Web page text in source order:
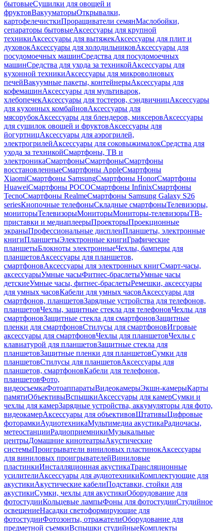
бытовыеСушилки для овощей и
фруктовВакууматорыОткрывалки,
картофелечисткиПроращиватели семянМаслобойки,
сепараторы бытовыеАксессуары для крупной
техникиАксессуары для вытяжекАксессуары для плит и
духовокАксессуары для холодильниковАксессуары для
посудомоечных машинСредства для посудомоечных
машинСредства для ухода за техникойАксессуары для
кухонной техникиАксессуары для микроволновых
печейВакуумные пакеты, контейнерыАксессуары для
кофемашинАксессуары для мультиварок,
хлебопечекАксессуары для тостеров, сэндвичницАксессуары
для кухонных комбайновАксессуары для
мясорубокАксессуары для блендеров, миксеровАксессуары
для сушилок овощей и фруктовАксессуары для
йогуртницАксессуары для аэрогрилей,
электрогрилейАксессуары для соковыжималокСредства для
ухода за техникойСмартфоны, ТВ и
электроникаСмартфоныСмартфоныСмартфоны
восстановленныеСмартфоны AppleСмартфоны
XiaomiСмартфоны SamsungСмартфоны HonorСмартфоны
HuaweiСмартфоны POCOСмартфоны InfinixСмартфоны
TecnoСмартфоны RealmeСмартфоны Samsung Galaxy S26
seriesКнопочные телефоныСкладные смартфоныТелевизоры,
мониторыТелевизорыМониторыМониторы-телевизорыТВ-
приставки и медиаплеерыПроекторыПроекционные
экраныПрофессиональные дисплеиПланшеты, электронные
книгиПланшетыЭлектронные книгиГрафические
планшетыБлокноты электронныеЧехлы, бамперы для
планшетовАксессуары для планшетов,
смартфоновАксессуары для электронных книгСмарт-часы,
аксессуарыУмные часыФитнес-браслетыУмные часы
детскиеУмные часы, фитнес-браслетыРемешки, аксессуары
для умных часовКабели для умных часовАксессуары для
смартфонов, планшетовЗарядные устройства для телефонов,
планшетовЧехлы, защитные стекла для телефоновЧехлы для
смартфоновЗащитные стекла для смартфоновЗащитные
пленки для смартфоновСтилусы для смартфоновИгровые
аксессуары для смартфоновЧехлы для планшетовЧехлы с
клавиатурой для планшетовЗащитные стекла для
планшетовЗащитные пленки для планшетовСумки для
планшетовСтилусы для планшетовАксессуары для
планшетов, смартфоновКабели для телефонов,
планшетовФото,
видеосъемкаФотоаппаратыВидеокамерыЭкшн-камерыКарты
памятиОбъективыВспышкиАксессуары для камерСумки и
чехлы для камерЗарядные устройства, аккумуляторы для фото,
видеокамерАксессуары для объективовШтативыЦифровые
фоторамкиАудиотехникаМультимедиа акустикаРадиочасы,
метеостанцииРадиоприемникиМузыкальные
центрыДомашние кинотеатрыАкустические
системыПроигрыватели виниловых пластинокАксессуары
для виниловых проигрывателейВиниловые
пластинкиИнсталляционная акустикаТрансляционные
усилителиАксессуары для аудиотехникиКомплектующие для
акустикиАкустические кабелиПодставки, стойки для
акустикиСумки, чехлы для акустикиОборудование для
фотостудииКольцевые лампыФоны для фотостудииСтудийное
освещениеНасадки светоформирующие для
фотостудииФотозонты, отражателиОборудование для
предметной съемкиВспышки студийныеКомплекты